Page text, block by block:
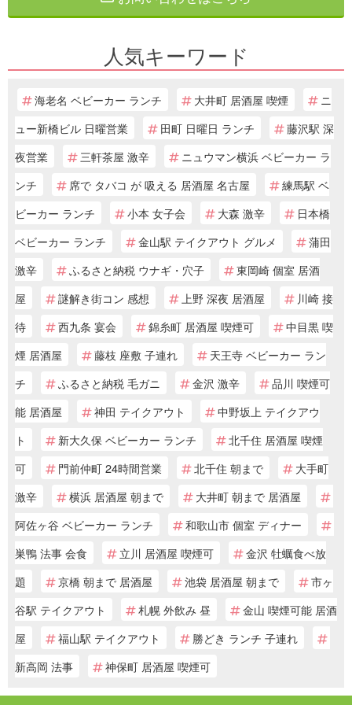
人気キーワード
海老名 ベビーカー ランチ 大井町 居酒屋 喫煙
ニ
ュー新橋ビル 日曜営業
田町 日曜日 ランチ
藤沢駅 深
夜営業
三軒茶屋 激辛
ニュウマン横浜 ベビーカー ラ
ンチ
席で タバコ が 吸える 居酒屋 名古屋
練馬駅 ベ
ビーカー ランチ
小本 女子会 大森 激辛
日本橋
ベビーカー ランチ
金山駅 テイクアウト グルメ
蒲田
激辛
ふるさと納税 ウナギ・穴子
東岡崎 個室 居酒
屋
謎解き街コン 感想 上野 深夜 居酒屋
川崎 接
待
西九条 宴会 錦糸町 居酒屋 喫煙可
中目黒 喫
煙 居酒屋
藤枝 座敷 子連れ
天王寺 ベビーカー ラン
チ
ふるさと納税 毛ガニ 金沢 激辛
品川 喫煙可
能 居酒屋
神田 テイクアウト
中野坂上 テイクアウ
ト
新大久保 ベビーカー ランチ
北千住 居酒屋 喫煙
可
門前仲町 24時間営業 北千住 朝まで
大手町
激辛
横浜 居酒屋 朝まで
大井町 朝まで 居酒屋
阿佐ヶ谷 ベビーカー ランチ
和歌山市 個室 ディナー
巣鴨 法事 会食
立川 居酒屋 喫煙可
金沢 牡蠣食べ放
題
京橋 朝まで 居酒屋 池袋 居酒屋 朝まで
市ヶ
谷駅 テイクアウト
札幌 外飲み 昼
金山 喫煙可能 居酒
屋
福山駅 テイクアウト
勝どき ランチ 子連れ
新高岡 法事
神保町 居酒屋 喫煙可